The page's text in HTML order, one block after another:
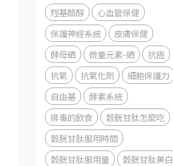
羥基酪醇
心血管保健
保護神經系統
皮膚保健
酵母硒
微量元素-硒
抗癌
抗氧
抗氧化劑
細胞保護力
自由基
酵素系統
排毒的飲食
穀胱甘肽怎麼吃
穀胱甘肽服用時間
穀胱甘肽服用量
穀胱甘肽美白